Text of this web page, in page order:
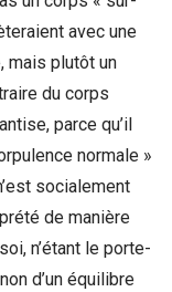
avec une
mais plutôt un
du corps
parce qu’il
normale »
socialement
de manière
n’étant le porte-
d’un équilibre